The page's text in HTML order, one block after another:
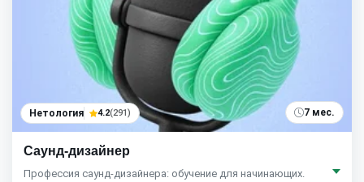
Нетология 4.2(291) 7 мес.
Cаунд-дизайнер
Профессия саунд-дизайнера: обучение для начинающих.